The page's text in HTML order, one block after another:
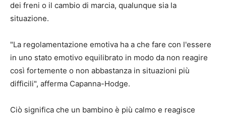
dei freni o il cambio di marcia, qualunque sia la
situazione.
"La regolamentazione emotiva ha a che fare con l'essere
in uno stato emotivo equilibrato in modo da non reagire
così fortemente o non abbastanza in situazioni più
difficili", afferma Capanna-Hodge.
Ciò significa che un bambino è più calmo e reagisce